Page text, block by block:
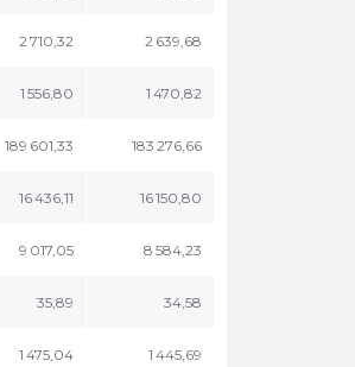
2 710,32 2 639,68
1 556,80 1 470,82
189 601,33 183 276,66
16 436,11 16 150,80
9 017,05 8 584,23
35,89 34,58
1 475,04 1 445,69